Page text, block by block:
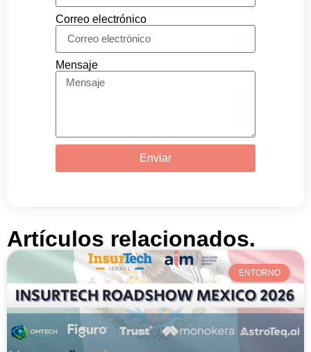
Correo electrónico
Mensaje
Enviar
Artículos relacionados.
ENTORNO